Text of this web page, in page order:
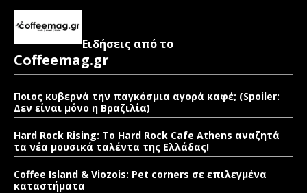
Ειδήσεις από το
Coffeemag.gr
Ποιος κυβερνά την παγκόσμια αγορά καφέ; (Spoiler:
Δεν είναι μόνο η Βραζιλία)
Hard Rock Rising: Το Hard Rock Cafe Athens αναζητά
τα νέα μουσικά ταλέντα της Ελλάδας!
Coffee Island & Viozois: Pet corners σε επιλεγμένα
καταστήματα